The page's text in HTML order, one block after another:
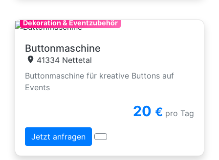
Dekoration & Eventzubehör
Buttonmaschine
41334 Nettetal
Buttonmaschine für kreative Buttons auf
Events
20 € pro Tag
Jetzt anfragen